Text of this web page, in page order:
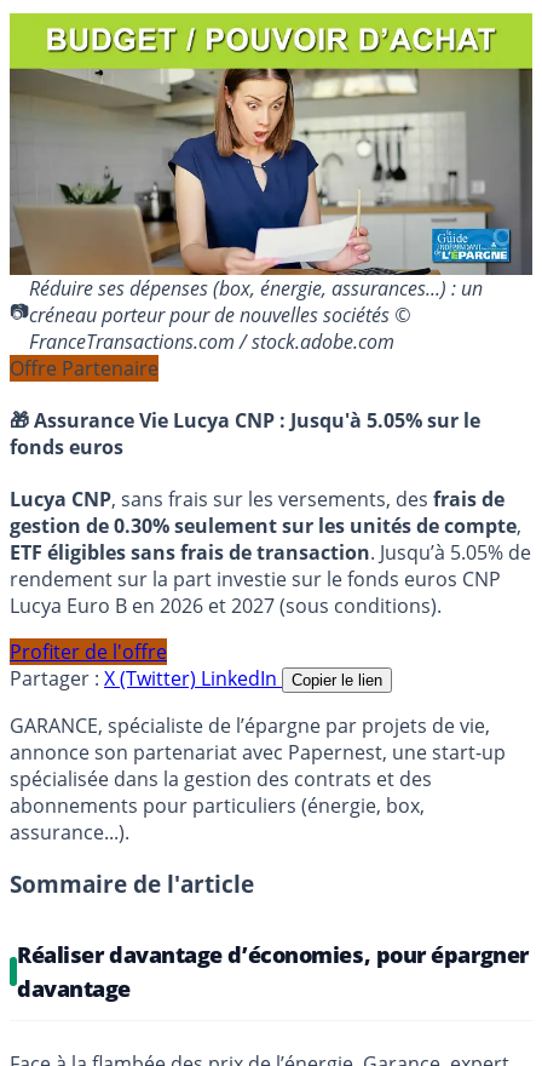
Réduire ses dépenses (box, énergie, assurances...) : un
créneau porteur pour de nouvelles sociétés ©
FranceTransactions.com / stock.adobe.com
Offre Partenaire
🎁 Assurance Vie Lucya CNP : Jusqu'à 5.05% sur le
fonds euros
Lucya CNP, sans frais sur les versements, des frais de
gestion de 0.30% seulement sur les unités de compte,
ETF éligibles sans frais de transaction. Jusqu’à 5.05% de
rendement sur la part investie sur le fonds euros CNP
Lucya Euro B en 2026 et 2027 (sous conditions).
Profiter de l'offre
Partager : X (Twitter) LinkedIn Copier le lien
GARANCE, spécialiste de l’épargne par projets de vie,
annonce son partenariat avec Papernest, une start-up
spécialisée dans la gestion des contrats et des
abonnements pour particuliers (énergie, box,
assurance...).
Sommaire de l'article
Réaliser davantage d’économies, pour épargner
davantage